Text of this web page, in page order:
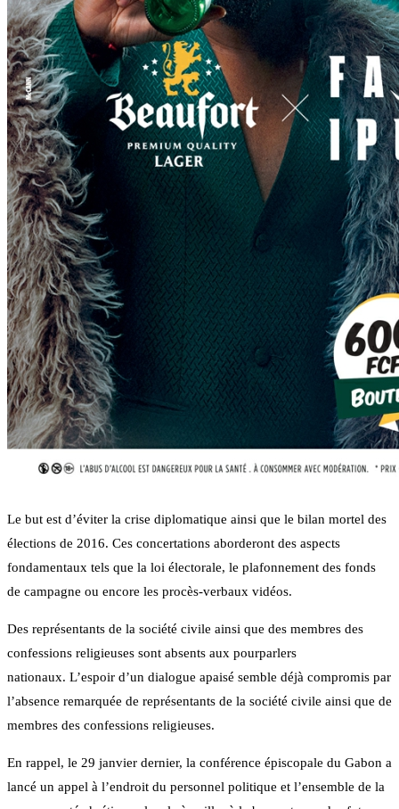
Le but est d’éviter la crise diplomatique ainsi que le bilan mortel des
élections de 2016. Ces concertations aborderont des aspects
fondamentaux tels que la loi électorale, le plafonnement des fonds
de campagne ou encore les procès-verbaux vidéos.
Des représentants de la société civile ainsi que des membres des
confessions religieuses sont absents aux pourparlers
nationaux. L’espoir d’un dialogue apaisé semble déjà compromis par
l’absence remarquée de représentants de la société civile ainsi que de
membres des confessions religieuses.
En rappel, le 29 janvier dernier, la conférence épiscopale du Gabon a
lancé un appel à l’endroit du personnel politique et l’ensemble de la